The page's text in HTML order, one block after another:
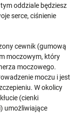
oddziale będziesz
serce, ciśnienie
cewnik (gumową
moczowym, który
moczowego.
moczu i jest
W okolicy
(cienki
umożliwiające